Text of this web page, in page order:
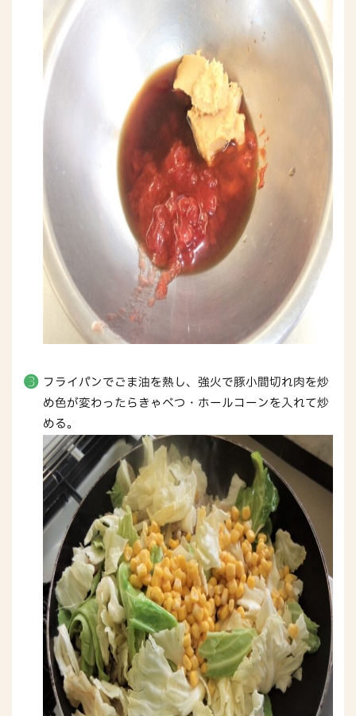
フライパンでごま油を熱し、強火で豚小間切れ肉を炒
め色が変わったらきゃべつ・ホールコーンを入れて炒
める。